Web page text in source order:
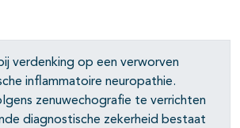
verdenking op een verworven
inflammatoire neuropathie.
zenuwechografie te verrichten
diagnostische zekerheid bestaat